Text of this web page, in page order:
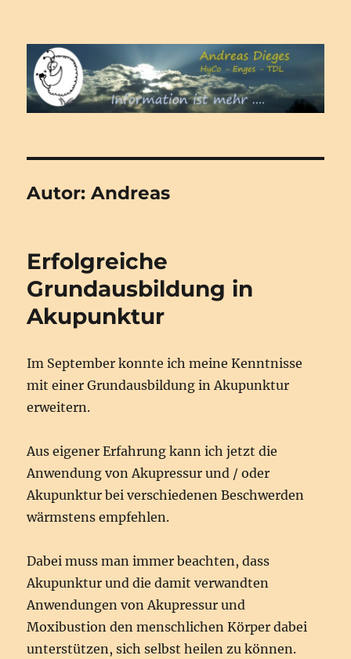
Andreas Dieges – Hypnose –
Gesundheitsberatung –
Dienstleistungen
Autor:Andreas
Erfolgreiche
Grundausbildung in
Akupunktur
Im September konnte ich meine Kenntnisse
mit einer Grundausbildung in Akupunktur
erweitern.
Aus eigener Erfahrung kann ich jetzt die
Anwendung von Akupressur und / oder
Akupunktur bei verschiedenen Beschwerden
wärmstens empfehlen.
Dabei muss man immer beachten, dass
Akupunktur und die damit verwandten
Anwendungen von Akupressur und
Moxibustion den menschlichen Körper dabei
unterstützen, sich selbst heilen zu können.